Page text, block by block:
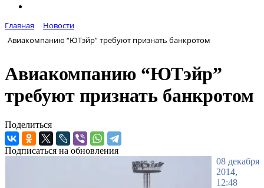
Главная
Новости
Авиакомпанию “ЮТэйр” требуют признать банкротом
Авиакомпанию “ЮТэйр”
требуют признать банкротом
Поделиться
Подписаться на обновления
08 декабря
2014,
12:48